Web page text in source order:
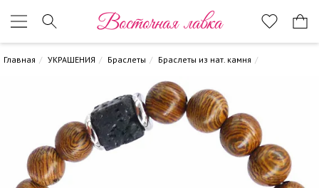
Восточная лавка
Главная УКРАШЕНИЯ Браслеты Браслеты из нат. камня